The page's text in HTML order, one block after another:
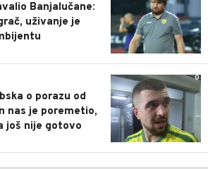
Banjalučane:
uživanje je
0
o porazu od
nas je poremetio,
još nije gotovo